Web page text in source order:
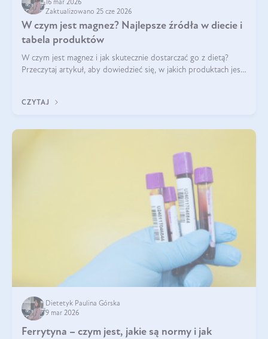
16 mar 2026
Zaktualizowano 25 cze 2026
W czym jest magnez? Najlepsze źródła w diecie i
tabela produktów
W czym jest magnez i jak skutecznie dostarczać go z dietą?
Przeczytaj artykuł, aby dowiedzieć się, w jakich produktach jest
CZYTAJ
Dietetyk Paulina Górska
9 mar 2026
Ferrytyna – czym jest, jakie są normy i jak